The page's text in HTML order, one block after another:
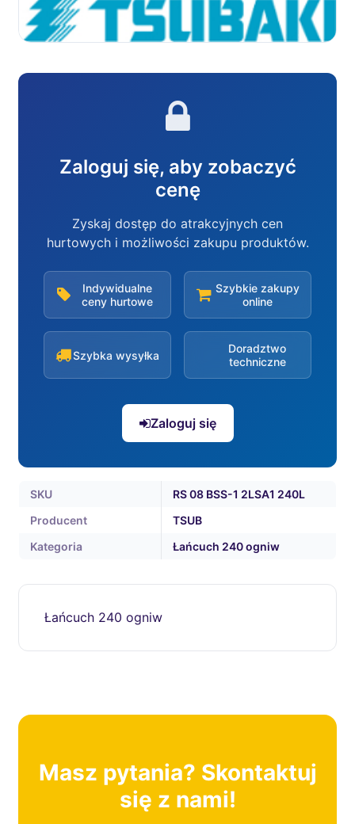
Zaloguj się, aby zobaczyć
cenę
Zyskaj dostęp do atrakcyjnych cen
hurtowych i możliwości zakupu produktów.
Indywidualne
ceny hurtowe
Szybkie zakupy
online
Szybka wysyłka
Doradztwo
techniczne
Zaloguj się
SKU
RS 08 BSS-1 2LSA1 240L
Producent
TSUB
Kategoria
Łańcuch 240 ogniw
Łańcuch 240 ogniw
Masz pytania? Skontaktuj
się z nami!